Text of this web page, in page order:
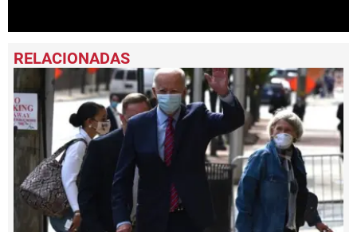
seconds
of
minute,
38
seconds